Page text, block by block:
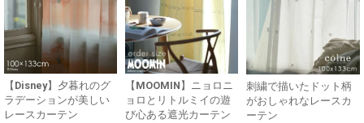
【Disney】夕暮れのグ
ラデーションが美しい
レースカーテン
【MOOMIN】ニョロニ
ョロとリトルミイの遊
び心ある遮光カーテン
刺繍で描いたドット柄
がおしゃれなレースカ
ーテン